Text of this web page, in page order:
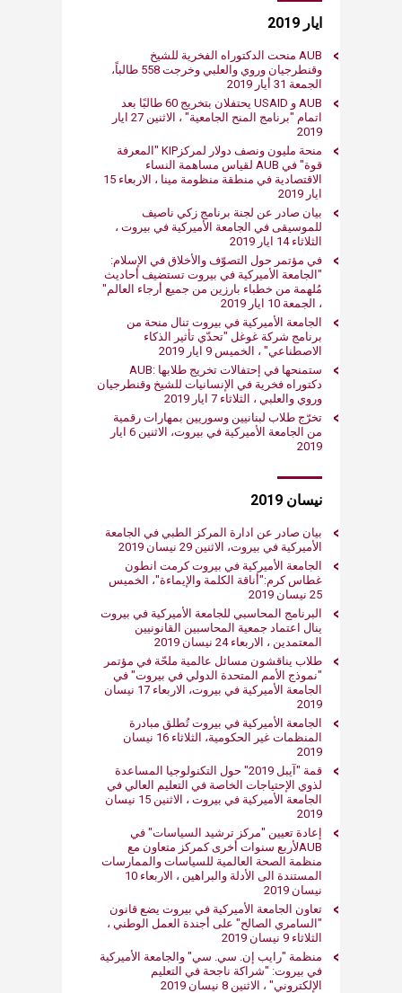
ايار 2019
AUB منحت الدكتوراه الفخرية للشيخ
وقنطرجيان وروي والعلبي وخرجت 558 طالباً،
الجمعة 31 أيار 2019​
AUB و USAID يحتفلان بتخريج 60 طالبًا بعد
اتمام "برنامج المنح الجامعية" ، الاثنين ​​27​​ ايار
2019
منحة مليون ونصف دولار لمركزKIP "المعرفة
قوة" في AUB لقياس مساهمة النساء
ايار 2019
بيان صادر عن لجنة برنامج زكي ناصيف
للموسيقى في الجامعة الأميركية في بيروت ،
الثلاثاء ​14​​ ايار 2019
في مؤتمر حول التصوّف والأخلاق في الإسلام:
"الجامعة الأميركية في بيروت تستضيف أحاديث
مُلهمة من خطباء بارزين من جميع أرجاء العالم"
، الجمعة 10​​ ايار 2019
الجامعة الأميركية في بيروت تنال منحة من
برنامج شركة غوغل "تحدّي تأثير الذكاء
الاصطناعي" ، الخميس 9​ ايار 2019
ستمنحھا في إحتفالات تخريج طلابھا :​AUB
دكتوراه فخرية في الإنسانيات للشيخ وقنطرجيان
وروي والعلبي ، الثلاثاء 7​ ايار 2019
تخرّج طلاب لبنانيين وسوريين بمهارات رقمية
من الجامعة الأميركية في بيروت، الاثنين 6 ايار
2019
​نيسان 2019
بيان صادر عن ادارة المركز الطبي في الجامعة
الأميركية في بيروت، الاثنين 29 نيسان 2019
الجامعة الأميركية في بيروت كرمت انطون
غطاس كرم:"أناقة الكلمة والإيماءة"، الخميس
25 نيسان 2019
البرنامج المحاسبي للجامعة الأميركية في بيروت
ينال اعتماد جمعية المحاسبين القانونيين
المعتمدين ، الاربعاء 24 نيسان 2019
طلاب يناقشون مسائل عالمية ملحّة في مؤتمر
"نموذج الأمم المتحدة الدولي في بيروت" في
الجامعة الأميركية في بيروت، الاربعاء 17 نيسان
2019
الجامعة الأميركية في بيروت تُطلق ​مبادرة
المنظمات غير الحكومية، الثلاثاء 16 نيسان
2019
قمة "آيبل 2019" حول التكنولوجيا المساعدة
لذوي الإحتياجات الخاصة في التعليم العالي في
2019
إعادة تعيين "مركز ترشيد السياسات" في
AUBلأربع سنوات أخرى كمركز متعاون مع
منظمة الصحة العالمية للسياسات والممارسات
نيسان ​2019
تعاون الجامعة الأميركية في بيروت يضع قانون
"السامري الصالح" على أجندة العمل الوطني ،
الثلاثاء 9 نيسان ​2019
منظمة "رايب إن. سي. سي" والجامعة الأميركية
في بيروت: "شراكة ناجحة في التعليم
الإلكتروني" ، الاثنين ​8 نيسان ​2019